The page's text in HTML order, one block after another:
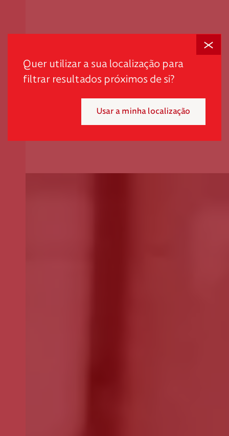
Quer utilizar a sua localização para
filtrar resultados próximos de si?
Usar a minha localização